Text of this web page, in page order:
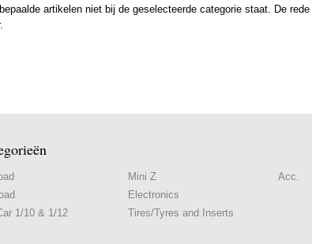
artikelen niet bij de geselecteerde categorie staat. De
1/10 & 1/12
Mini Z
Electronics
Tires/Tyres and Inserts
Acc.